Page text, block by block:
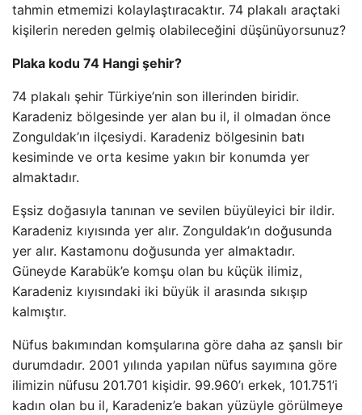
tahmin etmemizi kolaylaştıracaktır. 74 plakalı araçtaki
kişilerin nereden gelmiş olabileceğini düşünüyorsunuz?
Plaka kodu 74 Hangi şehir?
74 plakalı şehir Türkiye’nin son illerinden biridir.
Karadeniz bölgesinde yer alan bu il, il olmadan önce
Zonguldak’ın ilçesiydi. Karadeniz bölgesinin batı
kesiminde ve orta kesime yakın bir konumda yer
almaktadır.
Eşsiz doğasıyla tanınan ve sevilen büyüleyici bir ildir.
Karadeniz kıyısında yer alır. Zonguldak’ın doğusunda
yer alır. Kastamonu doğusunda yer almaktadır.
Güneyde Karabük’e komşu olan bu küçük ilimiz,
Karadeniz kıyısındaki iki büyük il arasında sıkışıp
kalmıştır.
Nüfus bakımından komşularına göre daha az şanslı bir
durumdadır. 2001 yılında yapılan nüfus sayımına göre
ilimizin nüfusu 201.701 kişidir. 99.960’ı erkek, 101.751’i
kadın olan bu il, Karadeniz’e bakan yüzüyle görülmeye